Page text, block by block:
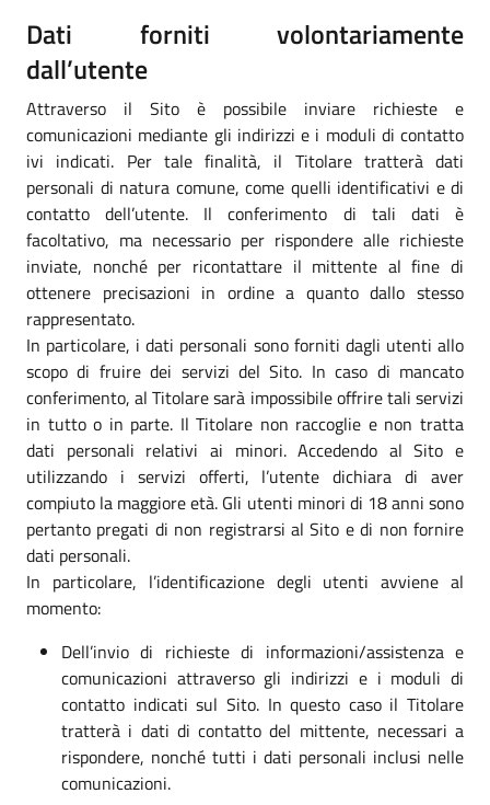
Dati forniti volontariamente
dall’utente
Attraverso il Sito è possibile inviare richieste e
comunicazioni mediante gli indirizzi e i moduli di contatto
ivi indicati. Per tale finalità, il Titolare tratterà dati
personali di natura comune, come quelli identificativi e di
contatto dell’utente. Il conferimento di tali dati è
facoltativo, ma necessario per rispondere alle richieste
inviate, nonché per ricontattare il mittente al fine di
ottenere precisazioni in ordine a quanto dallo stesso
rappresentato.
In particolare, i dati personali sono forniti dagli utenti allo
scopo di fruire dei servizi del Sito. In caso di mancato
conferimento, al Titolare sarà impossibile offrire tali servizi
in tutto o in parte. Il Titolare non raccoglie e non tratta
dati personali relativi ai minori. Accedendo al Sito e
utilizzando i servizi offerti, l’utente dichiara di aver
compiuto la maggiore età. Gli utenti minori di 18 anni sono
pertanto pregati di non registrarsi al Sito e di non fornire
dati personali.
In particolare, l’identificazione degli utenti avviene al
momento:
Dell’invio di richieste di informazioni/assistenza e
comunicazioni attraverso gli indirizzi e i moduli di
contatto indicati sul Sito. In questo caso il Titolare
tratterà i dati di contatto del mittente, necessari a
rispondere, nonché tutti i dati personali inclusi nelle
comunicazioni.